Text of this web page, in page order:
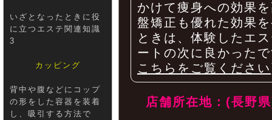
いざとなったときに役
に立つエステ関連知識
3
カッピング
背中や腹などにコップ
の形をした容器を装着
し、吸引する方法で
かけて痩身への効果
盤矯正も優れた効果
ときは、体験したエ
ートの次に良かった
こちらをご覧ください
店舗所在地：(長野